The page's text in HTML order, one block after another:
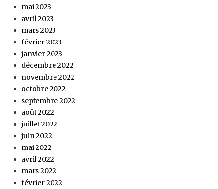
mai 2023
avril 2023
mars 2023
février 2023
janvier 2023
décembre 2022
novembre 2022
octobre 2022
septembre 2022
août 2022
juillet 2022
juin 2022
mai 2022
avril 2022
mars 2022
février 2022